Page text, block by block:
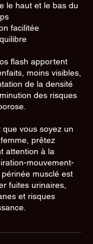
le haut et le bas du
facilitée
flash apportent
moins visibles,
de la densité
des risques
que vous soyez un
prêtez
attention à la
mouvement-
musclé est
fuites urinaires,
et risques